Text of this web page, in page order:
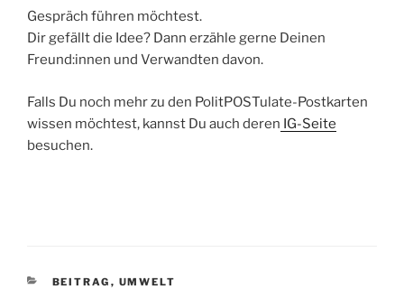
Gespräch führen möchtest.
Dir gefällt die Idee? Dann erzähle gerne Deinen
Freund:innen und Verwandten davon.
Falls Du noch mehr zu den PolitPOSTulate-Postkarten
wissen möchtest, kannst Du auch deren IG-Seite
besuchen.
KATEGORIEN
BEITRAG , UMWELT